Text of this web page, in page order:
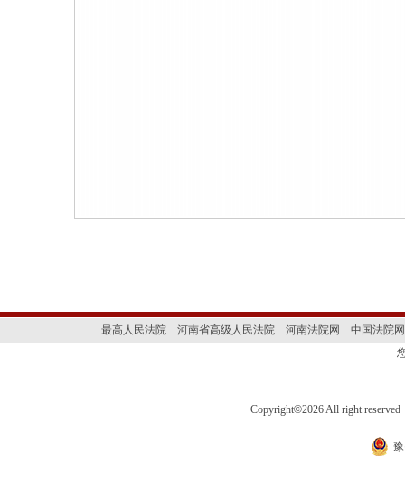
最高人民法院 河南省高级人民法院 河南法院网
中国法院网
Copyright©2026 All right